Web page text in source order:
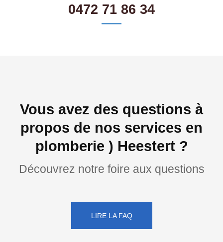
0472 71 86 34
Vous avez des questions à
propos de nos services en
plomberie ) Heestert ?
Découvrez notre foire aux questions
LIRE LA FAQ